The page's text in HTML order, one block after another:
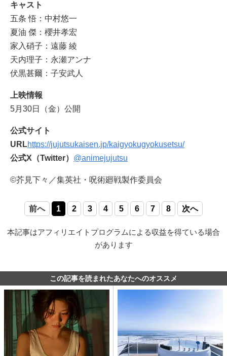
キャスト
五条 悟：中村悠一
夏油 傑：櫻井孝宏
家入硝子：遠藤 綾
天内理子：永瀬アンナ
伏黒甚爾：子安武人
上映情報
5月30日（金）公開
公式サイト
URLhttps://jujutsukaisen.jp/kaigyokugyokusetsu/
公式X（Twitter） @animejujutsu
©芥見下々／集英社・呪術廻戦製作委員会
前へ 1 2 3 4 5 6 7 8 次へ
本記事はアフィリエイトプログラムによる収益を得ている場合
があります
この記事を読まれたあなたへのオススメ